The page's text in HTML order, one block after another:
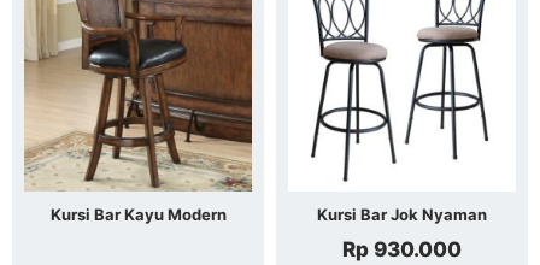
Kursi Bar Kayu Modern Kursi Bar Jok Nyaman
Rp 930.000